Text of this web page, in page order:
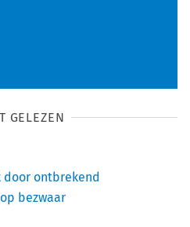
GELEZEN
ontbrekend
bezwaar